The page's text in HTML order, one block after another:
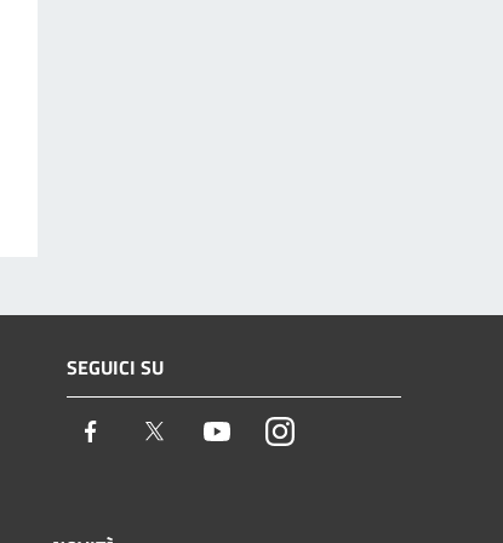
SEGUICI SU
Facebook Twitter YoutubeInstagram